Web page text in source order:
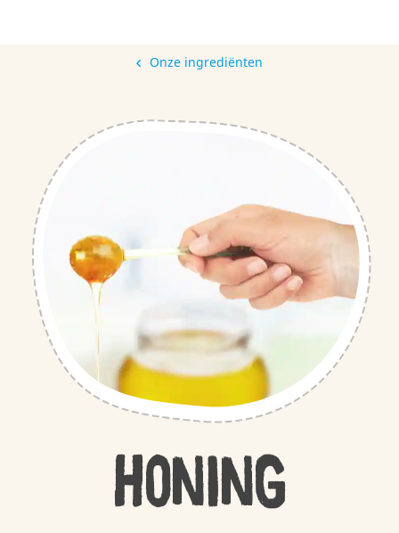
Onze ingrediënten
Honing